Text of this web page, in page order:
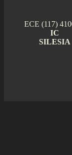
ECE (117)
IC
SILESIA